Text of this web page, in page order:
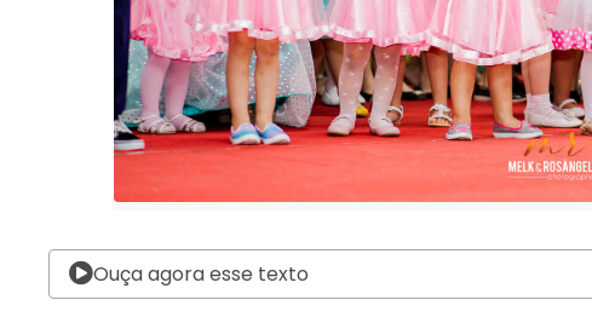
Ouça agora esse texto